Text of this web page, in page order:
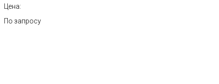
Цена:
По запросу